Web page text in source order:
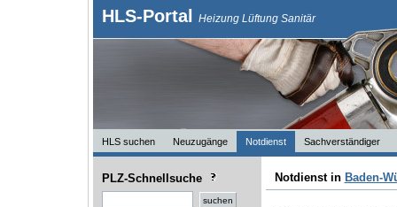
HLS-Portal Heizung Lüftung Sanitär
HLS suchen Neuzugänge Notdienst Sachverständiger
PLZ-Schnellsuche Notdienst in Baden-